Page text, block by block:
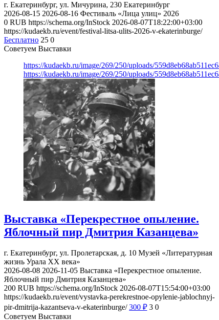
г. Екатеринбург, ул. Мичурина, 230 Екатеринбург
2026-08-15 2026-08-16 Фестиваль «Лица улиц» 2026
0 RUB https://schema.org/InStock 2026-08-07T18:22:00+03:00
https://kudaekb.ru/event/festival-litsa-ulits-2026-v-ekaterinburge/
Бесплатно 25 0
Советуем Выставки
https://kudaekb.ru/image/269/250/uploads/
https://kudaekb.ru/image/269/250/uploads/
Выставка «Перекрестное опыление.
Яблочный пир Дмитрия Казанцева»
г. Екатеринбург, ул. Пролетарская, д. 10 Музей «Литературная
жизнь Урала ХХ века»
2026-08-08 2026-11-05 Выставка «Перекрестное опыление.
Яблочный пир Дмитрия Казанцева»
200 RUB https://schema.org/InStock 2026-08-07T15:54:00+03:00
https://kudaekb.ru/event/vystavka-perekrestnoe-opylenie-jablochnyj-
pir-dmitrija-kazantseva-v-ekaterinburge/ 300 ₽ 3 0
Советуем Выставки